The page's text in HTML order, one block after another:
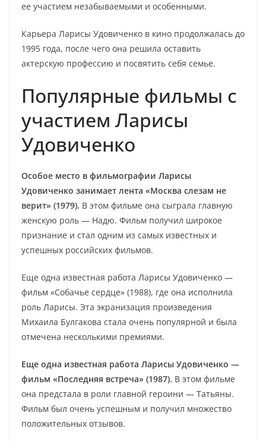
ее участием незабываемыми и особенными.
Карьера Ларисы Удовиченко в кино продолжалась до
1995 года, после чего она решила оставить
актерскую профессию и посвятить себя семье.
Популярные фильмы с
участием Ларисы
Удовиченко
Особое место в фильмографии Ларисы
Удовиченко занимает лента «Москва слезам не
верит» (1979). В этом фильме она сыграла главную
женскую роль — Надю. Фильм получил широкое
признание и стал одним из самых известных и
успешных российских фильмов.
Еще одна известная работа Ларисы Удовиченко —
фильм «Собачье сердце» (1988), где она исполнила
роль Ларисы. Эта экранизация произведения
Михаила Булгакова стала очень популярной и была
отмечена несколькими премиями.
Еще одна известная работа Ларисы Удовиченко —
фильм «Последняя встреча» (1987). В этом фильме
она предстала в роли главной героини — Татьяны.
Фильм был очень успешным и получил множество
положительных отзывов.